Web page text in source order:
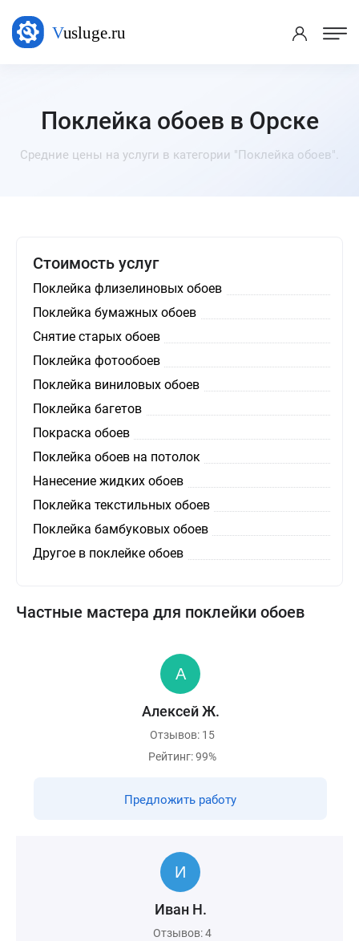
Поклейка обоев в Орске
Средние цены на услуги в категории "Поклейка обоев".
Стоимость услуг
Поклейка флизелиновых обоев
Поклейка бумажных обоев
Снятие старых обоев
Поклейка фотообоев
Поклейка виниловых обоев
Поклейка багетов
Покраска обоев
Поклейка обоев на потолок
Нанесение жидких обоев
Поклейка текстильных обоев
Поклейка бамбуковых обоев
Другое в поклейке обоев
Частные мастера для поклейки обоев
Алексей Ж.
Отзывов: 15
Рейтинг: 99%
Предложить работу
Иван Н.
Отзывов: 4